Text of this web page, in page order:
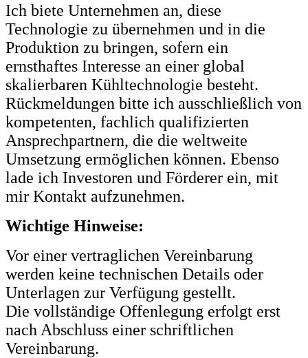
Ich biete Unternehmen an, diese
Technologie zu übernehmen und in die
Produktion zu bringen, sofern ein
ernsthaftes Interesse an einer global
skalierbaren Kühltechnologie besteht.
Rückmeldungen bitte ich ausschließlich von
kompetenten, fachlich qualifizierten
Ansprechpartnern, die die weltweite
Umsetzung ermöglichen können. Ebenso
lade ich Investoren und Förderer ein, mit
mir Kontakt aufzunehmen.
Wichtige Hinweise:
Vor einer vertraglichen Vereinbarung
werden keine technischen Details oder
Unterlagen zur Verfügung gestellt.
Die vollständige Offenlegung erfolgt erst
nach Abschluss einer schriftlichen
Vereinbarung.